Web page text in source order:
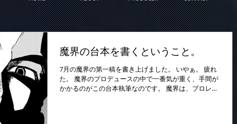
魔界の台本を書くということ。
7月の魔界の第一稿を書き上げました。 いやぁ。 疲れ
た。 魔界のプロデュースの中で一番気が重く、手間が
かかるのがこの台本執筆なのです。 魔界は、プロレス